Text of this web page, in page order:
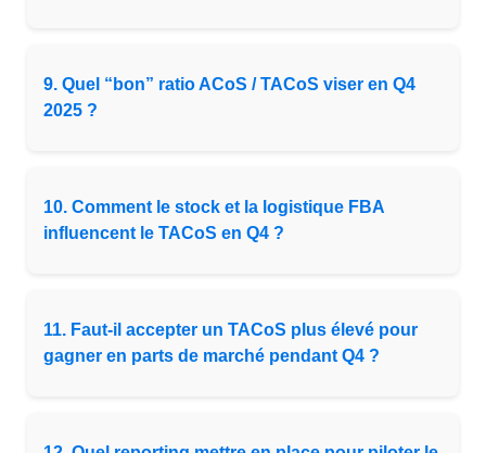
9. Quel “bon” ratio ACoS / TACoS viser en Q4
2025 ?
10. Comment le stock et la logistique FBA
influencent le TACoS en Q4 ?
11. Faut-il accepter un TACoS plus élevé pour
gagner en parts de marché pendant Q4 ?